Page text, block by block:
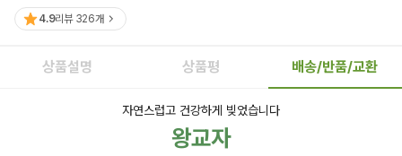
4.9리뷰 326개
상품설명 상품평 배송/반품/교환
자연스럽고 건강하게 빚었습니다
왕교자